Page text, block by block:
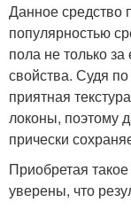
Данное средство
популярностью
пола не только
свойства. Судя
приятная
локоны, поэтому
прически
Приобретая
уверены, что